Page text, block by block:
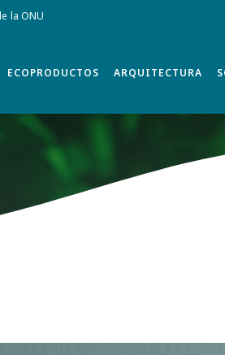
la ONU
ECOPRODUCTOS ARQUITECTURA